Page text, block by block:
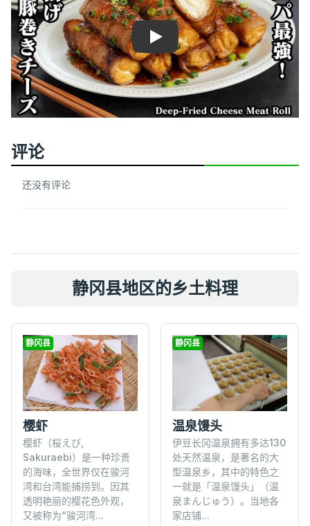
Play
评论
还没有评论
静冈县地区的乡土料理
静冈县
樱虾
樱虾（桜えび,
Sakuraebi）是一种珍贵
的海味，全世界仅在骏河
湾和台湾能捕捞到。因其
透明艳丽的樱花色外观，
又被称为“骏河湾...
静冈县
温泉馒头
伊豆长冈温泉拥有多达130
处天然温泉，是著名的大
型温泉乡，其中的特色之
一就是「温泉馒头」（温
泉まんじゅう）。当地各
家店铺...